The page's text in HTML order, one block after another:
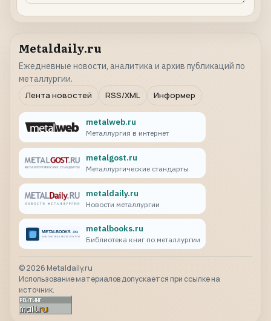
Metaldaily.ru
Ежедневные новости, аналитика и архив публикаций по
металлургии.
Лента новостей
RSS/XML Информер
metalweb.ru
Металлургия в интернет
metalgost.ru
Металлургические стандарты
metaldaily.ru
Новости металлургии
metalbooks.ru
Библиотека книг по металлургии
©2026 Metaldaily.ru
Использование материалов допускается при ссылке на
источник.